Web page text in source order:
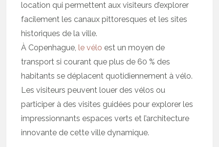
location qui permettent aux visiteurs d’explorer
facilement les canaux pittoresques et les sites
historiques de la ville.
À Copenhague, le vélo est un moyen de
transport si courant que plus de 60 % des
habitants se déplacent quotidiennement à vélo.
Les visiteurs peuvent louer des vélos ou
participer à des visites guidées pour explorer les
impressionnants espaces verts et l’architecture
innovante de cette ville dynamique.